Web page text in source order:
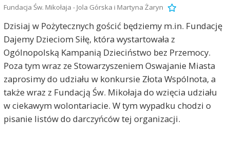
Fundacja Św. Mikołaja - Jola Górska i Martyna Żaryn
Dzisiaj w Pożytecznych gościć będziemy m.in. Fundację
Dajemy Dzieciom Siłę, która wystartowała z
Ogólnopolską Kampanią Dzieciństwo bez Przemocy.
Poza tym wraz ze Stowarzyszeniem Oswajanie Miasta
zaprosimy do udziału w konkursie Złota Wspólnota, a
także wraz z Fundacją Św. Mikołaja do wzięcia udziału
w ciekawym wolontariacie. W tym wypadku chodzi o
pisanie listów do darczyńców tej organizacji.